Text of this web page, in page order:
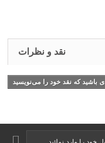
نقد و نظرات